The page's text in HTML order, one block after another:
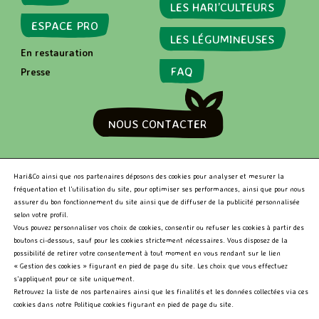
MARKET
79 RUE DE SEINE
PARIS - 75006
ESPACE PRO
En restauration
Presse
LES HARI’CULTEURS
LES LÉGUMINEUSES
FAQ
NOUS CONTACTER
RECHERCHER
R
e
c
h
e
r
c
Hari&Co 2026 •Niveau d'accessibilité RGAA: Partiellement
conforme•Mentions légales
Hari&Co ainsi que nos partenaires déposons des cookies pour analyser et mesurer la
fréquentation et l’utilisation du site, pour optimiser ses performances, ainsi que pour nous
assurer du bon fonctionnement du site ainsi que de diffuser de la publicité personnalisée
selon votre profil.
Vous pouvez personnaliser vos choix de cookies, consentir ou refuser les cookies à partir des
boutons ci-dessous, sauf pour les cookies strictement nécessaires. Vous disposez de la
possibilité de retirer votre consentement à tout moment en vous rendant sur le lien
« Gestion des cookies » figurant en pied de page du site. Les choix que vous effectuez
s’appliquent pour ce site uniquement.
Retrouvez la liste de nos partenaires ainsi que les finalités et les données collectées via ces
cookies dans notre Politique cookies figurant en pied de page du site.